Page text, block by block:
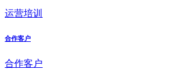
运营培训
合作客户
合作客户